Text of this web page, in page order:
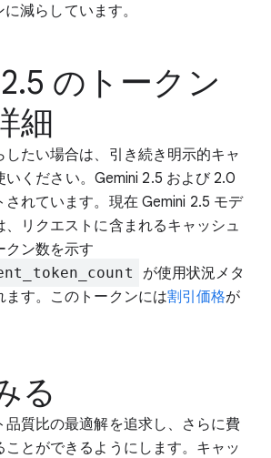
減らしています。
のトークン
細
たい場合は、引き続き明示的キャ
いください。Gemini 2.5 および 2.0
されています。現在 Gemini 2.5 モデ
、リクエストに含まれるキャッシュ
クン数を示す
が使用状況メタ
ます。このトークンには割引価格が
る
品質比の最適解を追求し、さらに費
ことができるようにします。キャッ